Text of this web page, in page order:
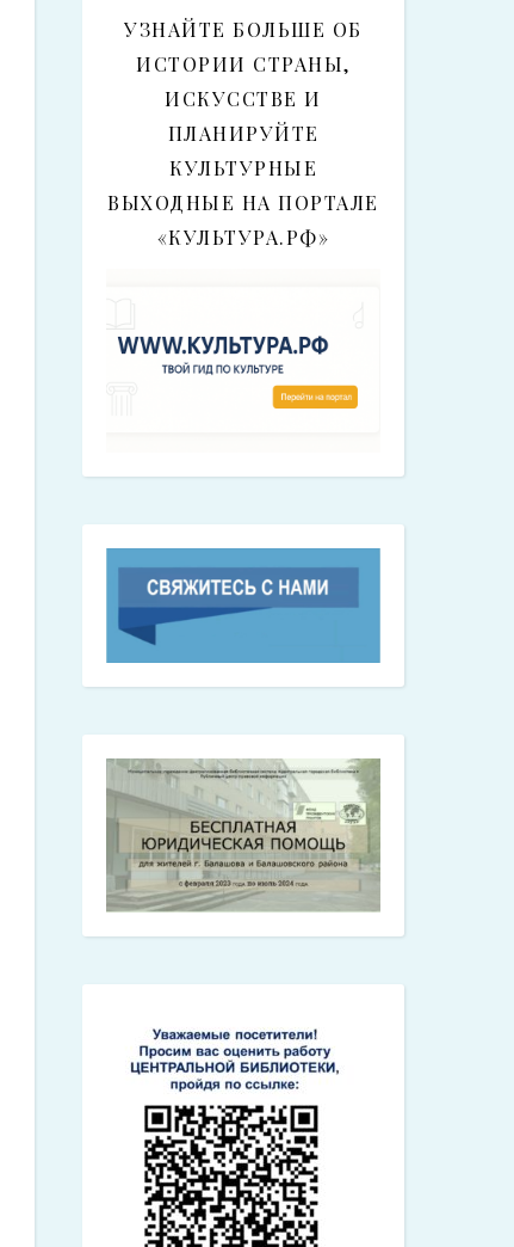
УЗНАЙТЕ БОЛЬШЕ ОБ
ИСТОРИИ СТРАНЫ,
ИСКУССТВЕ И
ПЛАНИРУЙТЕ
КУЛЬТУРНЫЕ
ВЫХОДНЫЕ НА ПОРТАЛЕ
«КУЛЬТУРА.РФ»